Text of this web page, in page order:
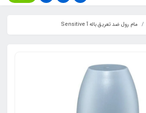
مام رول ضد تعریق باله آ Sensitive